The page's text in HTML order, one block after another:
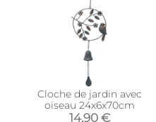
Cloche de jardin avec
oiseau 24x6x70cm
14,90 €